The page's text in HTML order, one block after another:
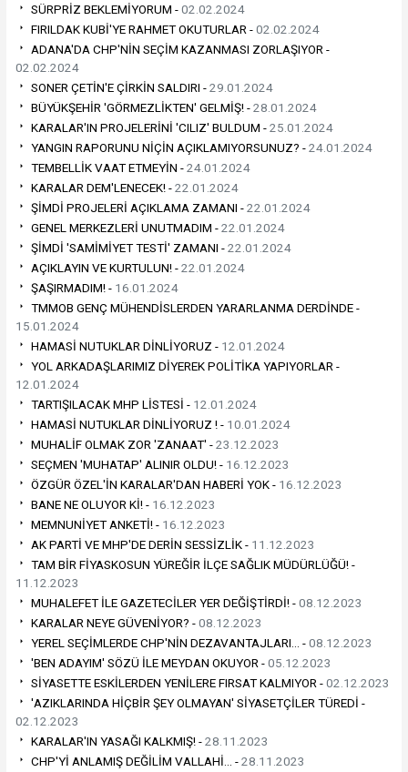
SÜRPRİZ BEKLEMİYORUM -02.02.2024
FIRILDAK KUBİ'YE RAHMET OKUTURLAR -02.02.2024
ADANA'DA CHP'NİN SEÇİM KAZANMASI ZORLAŞIYOR -
02.02.2024
SONER ÇETİN'E ÇİRKİN SALDIRI -29.01.2024
BÜYÜKŞEHİR 'GÖRMEZLİKTEN' GELMİŞ! -28.01.2024
KARALAR'IN PROJELERİNİ 'CILIZ' BULDUM -25.01.2024
YANGIN RAPORUNU NİÇİN AÇIKLAMIYORSUNUZ? -24.01.2024
TEMBELLİK VAAT ETMEYİN -24.01.2024
KARALAR DEM'LENECEK! -22.01.2024
ŞİMDİ PROJELERİ AÇIKLAMA ZAMANI -22.01.2024
GENEL MERKEZLERİ UNUTMADIM -22.01.2024
ŞİMDİ 'SAMİMİYET TESTİ' ZAMANI -22.01.2024
AÇIKLAYIN VE KURTULUN! -22.01.2024
ŞAŞIRMADIM! - 16.01.2024
TMMOB GENÇ MÜHENDİSLERDEN YARARLANMA DERDİNDE -
15.01.2024
HAMASİ NUTUKLAR DİNLİYORUZ - 12.01.2024
YOL ARKADAŞLARIMIZ DİYEREK POLİTİKA YAPIYORLAR -
12.01.2024
TARTIŞILACAK MHP LİSTESİ - 12.01.2024
HAMASİ NUTUKLAR DİNLİYORUZ ! - 10.01.2024
MUHALİF OLMAK ZOR 'ZANAAT' -23.12.2023
SEÇMEN 'MUHATAP' ALINIR OLDU! - 16.12.2023
ÖZGÜR ÖZEL'İN KARALAR'DAN HABERİ YOK - 16.12.2023
BANE NE OLUYOR Kİ! - 16.12.2023
MEMNUNİYET ANKETİ! - 16.12.2023
AK PARTİ VE MHP'DE DERİN SESSİZLİK - 11.12.2023
TAM BİR FİYASKOSUN YÜREĞİR İLÇE SAĞLIK MÜDÜRLÜĞÜ! -
11.12.2023
MUHALEFET İLE GAZETECİLER YER DEĞİŞTİRDİ! -08.12.2023
KARALAR NEYE GÜVENİYOR? -08.12.2023
YEREL SEÇİMLERDE CHP'NİN DEZAVANTAJLARI… -08.12.2023
'BEN ADAYIM' SÖZÜ İLE MEYDAN OKUYOR -05.12.2023
SİYASETTE ESKİLERDEN YENİLERE FIRSAT KALMIYOR -02.12.2023
'AZIKLARINDA HİÇBİR ŞEY OLMAYAN' SİYASETÇİLER TÜREDİ -
02.12.2023
KARALAR'IN YASAĞI KALKMIŞ! -28.11.2023
CHP'Yİ ANLAMIŞ DEĞİLİM VALLAHİ… -28.11.2023